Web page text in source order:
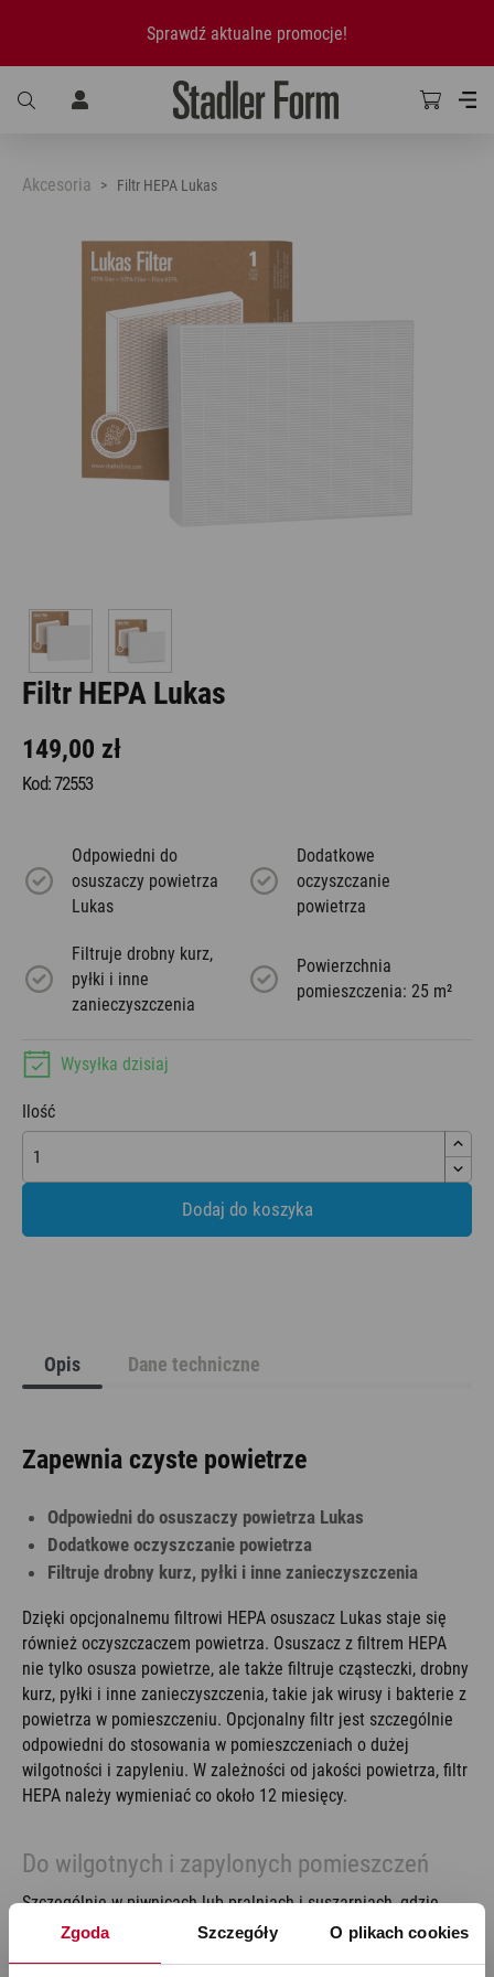
Zgoda Szczegóły O plikach cookies
Sprawdź aktualne promocje!
Akcesoria Filtr HEPA Lukas
Filtr HEPA Lukas
149,00 zł
Kod: 72553
Odpowiedni do
osuszaczy powietrza
Lukas
Dodatkowe
oczyszczanie
powietrza
Filtruje drobny kurz,
pyłki i inne
zanieczyszczenia
Powierzchnia
pomieszczenia: 25 m²
Wysyłka dzisiaj
Ilość
Dodaj do koszyka
Opis Dane techniczne
Zapewnia czyste powietrze
Odpowiedni do osuszaczy powietrza Lukas
Dodatkowe oczyszczanie powietrza
Filtruje drobny kurz, pyłki i inne zanieczyszczenia
Dzięki opcjonalnemu filtrowi HEPA osuszacz Lukas staje się
również oczyszczaczem powietrza. Osuszacz z filtrem HEPA
nie tylko osusza powietrze, ale także filtruje cząsteczki, drobny
kurz, pyłki i inne zanieczyszczenia, takie jak wirusy i bakterie z
powietrza w pomieszczeniu. Opcjonalny filtr jest szczególnie
odpowiedni do stosowania w pomieszczeniach o dużej
wilgotności i zapyleniu. W zależności od jakości powietrza, filtr
HEPA należy wymieniać co około 12 miesięcy.
Do wilgotnych i zapylonych pomieszczeń
Szczególnie w piwnicach lub pralniach i suszarniach, gdzie
często gromadzi się dużo kurzu, a powietrze może być